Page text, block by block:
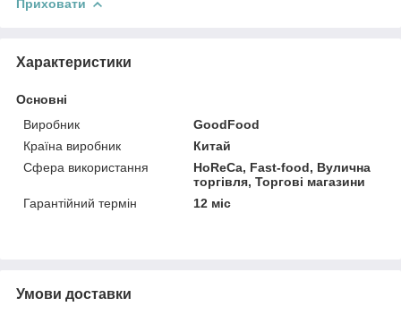
Приховати
Характеристики
Основні
Виробник
GoodFood
Країна виробник
Китай
Сфера використання
HoReCa, Fast-food, Вулична
торгівля, Торгові магазини
Гарантійний термін
12 міс
Умови доставки